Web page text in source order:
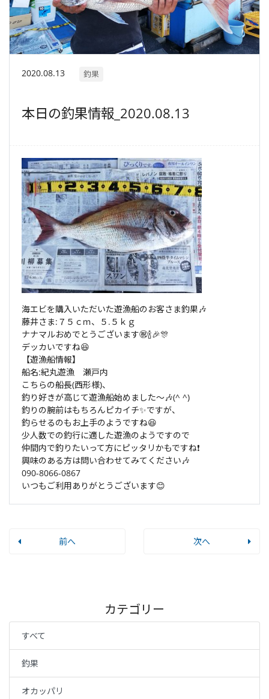
2020.08.13 釣果
本日の釣果情報_2020.08.13
海エビを購入いただいた遊漁船のお客さま釣果🎶
藤井さま:７５ｃｍ、５.５ｋｇ
ナナマルおめでとうございます㊗️🍾🎉🎊
デッカいですね😆
【遊漁船情報】
船名:紀丸遊漁 瀬戸内
こちらの船長(西形様)、
釣り好きが高じて遊漁船始めました〜🎶(^ ^)
釣りの腕前はもちろんピカイチ✨ですが、
釣らせるのもお上手のようですね😆
少人数での釣行に適した遊漁のようですので
仲間内で釣りたいって方にピッタリかもですね❗️
興味のある方は問い合わせてみてください🎶
090-8066-0867
いつもご利用ありがとうございます😊
前へ 次へ
カテゴリー
すべて
釣果
オカッパリ